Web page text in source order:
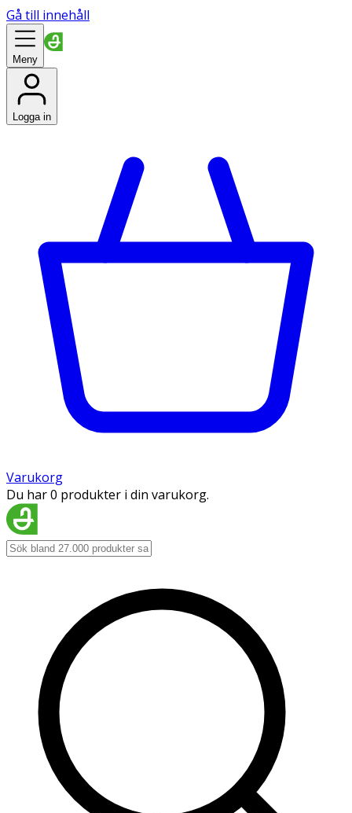
Gå till innehåll
Meny
Logga in
Varukorg
Du har 0 produkter i din varukorg.